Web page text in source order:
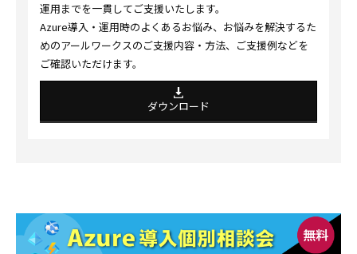
運用までを一貫してご支援いたします。
Azure導入・運用時のよくあるお悩み、お悩みを解決するた
めのアールワークスのご支援内容・方法、ご支援例などを
ご確認いただけます。
ダウンロード